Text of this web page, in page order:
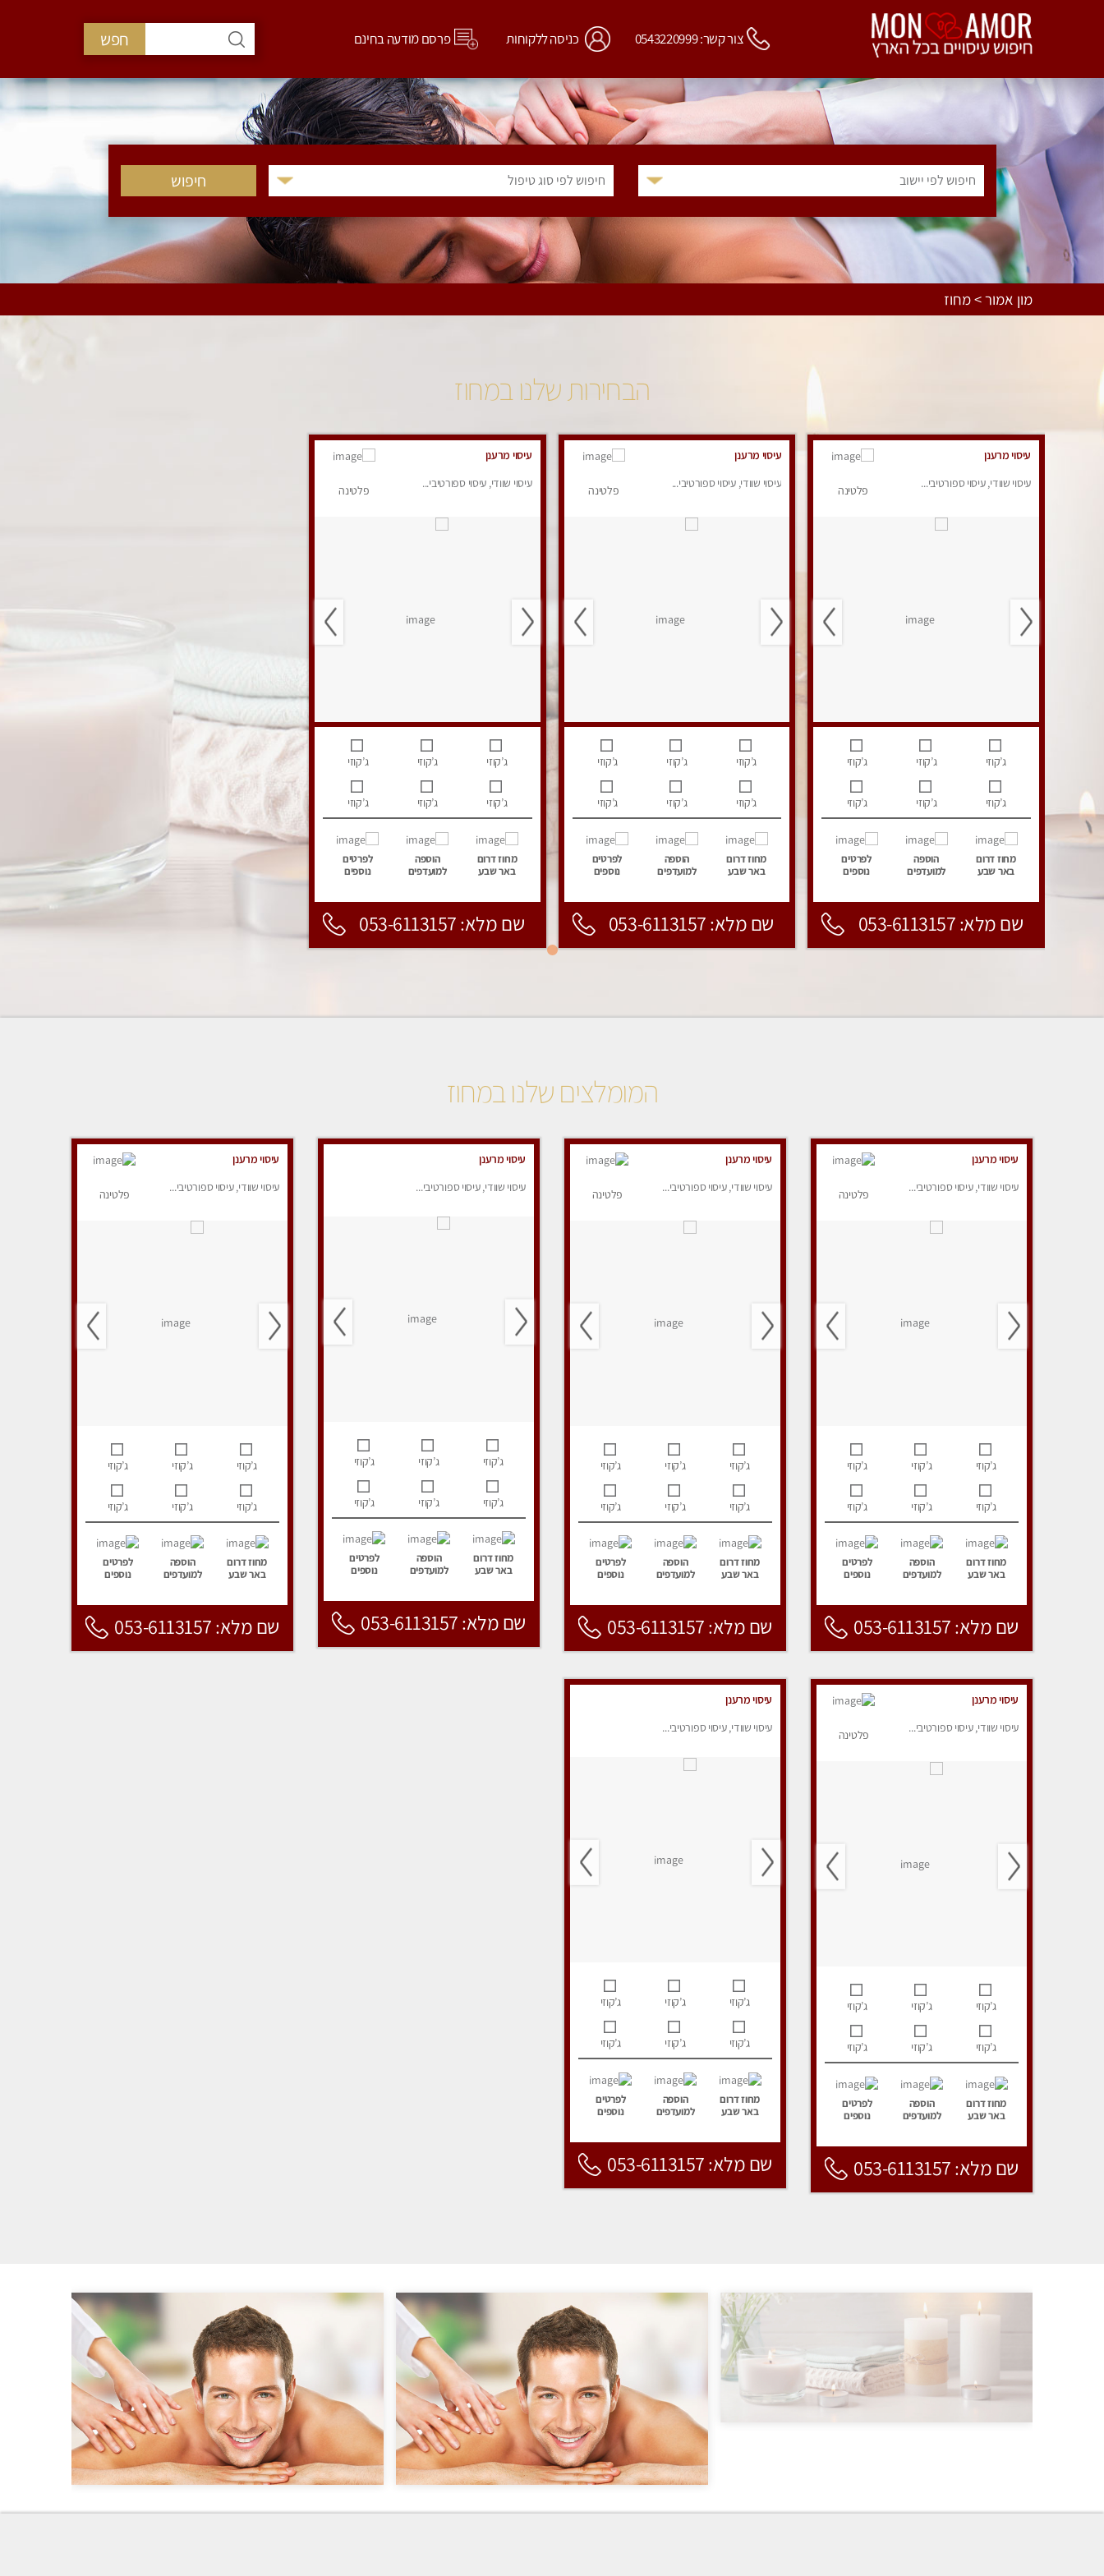
צור קשר: 0543220999 כניסה ללקוחות פרסם מודעה בחינם חפש
חיפוש לפי יישוב חיפוש לפי סוג טיפול
מון אמור > מחוז
הבחירות שלנו במחוז
עיסוי מרענן
עיסוי שוודי, עיסוי ספורטיבי...
פלטינה
ג’קוזי ג’קוזי ג’קוזי
ג’קוזי ג’קוזי ג’קוזי
מחוז דרום
באר שבע
הוספה
למועדפים
לפרטים
נוספים
שם מלא: 053-6113157
עיסוי מרענן
עיסוי שוודי, עיסוי ספורטיבי...
פלטינה
ג’קוזי ג’קוזי ג’קוזי
ג’קוזי ג’קוזי ג’קוזי
מחוז דרום
באר שבע
הוספה
למועדפים
לפרטים
נוספים
שם מלא: 053-6113157
עיסוי מרענן
עיסוי שוודי, עיסוי ספורטיבי...
פלטינה
ג’קוזי ג’קוזי ג’קוזי
ג’קוזי ג’קוזי ג’קוזי
מחוז דרום
באר שבע
הוספה
למועדפים
לפרטים
נוספים
שם מלא: 053-6113157
המומלצים שלנו במחוז
עיסוי מרענן
עיסוי שוודי, עיסוי ספורטיבי...
פלטינה
ג’קוזי ג’קוזי ג’קוזי
ג’קוזי ג’קוזי ג’קוזי
מחוז דרום
באר שבע
הוספה
למועדפים
לפרטים
נוספים
שם מלא: 053-6113157
עיסוי מרענן
עיסוי שוודי, עיסוי ספורטיבי...
פלטינה
ג’קוזי ג’קוזי ג’קוזי
ג’קוזי ג’קוזי ג’קוזי
מחוז דרום
באר שבע
הוספה
למועדפים
לפרטים
נוספים
שם מלא: 053-6113157
עיסוי מרענן
עיסוי שוודי, עיסוי ספורטיבי...
ג’קוזי ג’קוזי ג’קוזי
ג’קוזי ג’קוזי ג’קוזי
מחוז דרום
באר שבע
הוספה
למועדפים
לפרטים
נוספים
שם מלא: 053-6113157
עיסוי מרענן
עיסוי שוודי, עיסוי ספורטיבי...
פלטינה
ג’קוזי ג’קוזי ג’קוזי
ג’קוזי ג’קוזי ג’קוזי
מחוז דרום
באר שבע
הוספה
למועדפים
לפרטים
נוספים
שם מלא: 053-6113157
עיסוי מרענן
עיסוי שוודי, עיסוי ספורטיבי...
פלטינה
ג’קוזי ג’קוזי ג’קוזי
ג’קוזי ג’קוזי ג’קוזי
מחוז דרום
באר שבע
הוספה
למועדפים
לפרטים
נוספים
שם מלא: 053-6113157
עיסוי מרענן
עיסוי שוודי, עיסוי ספורטיבי...
ג’קוזי ג’קוזי ג’קוזי
ג’קוזי ג’קוזי ג’קוזי
מחוז דרום
באר שבע
הוספה
למועדפים
לפרטים
נוספים
שם מלא: 053-6113157